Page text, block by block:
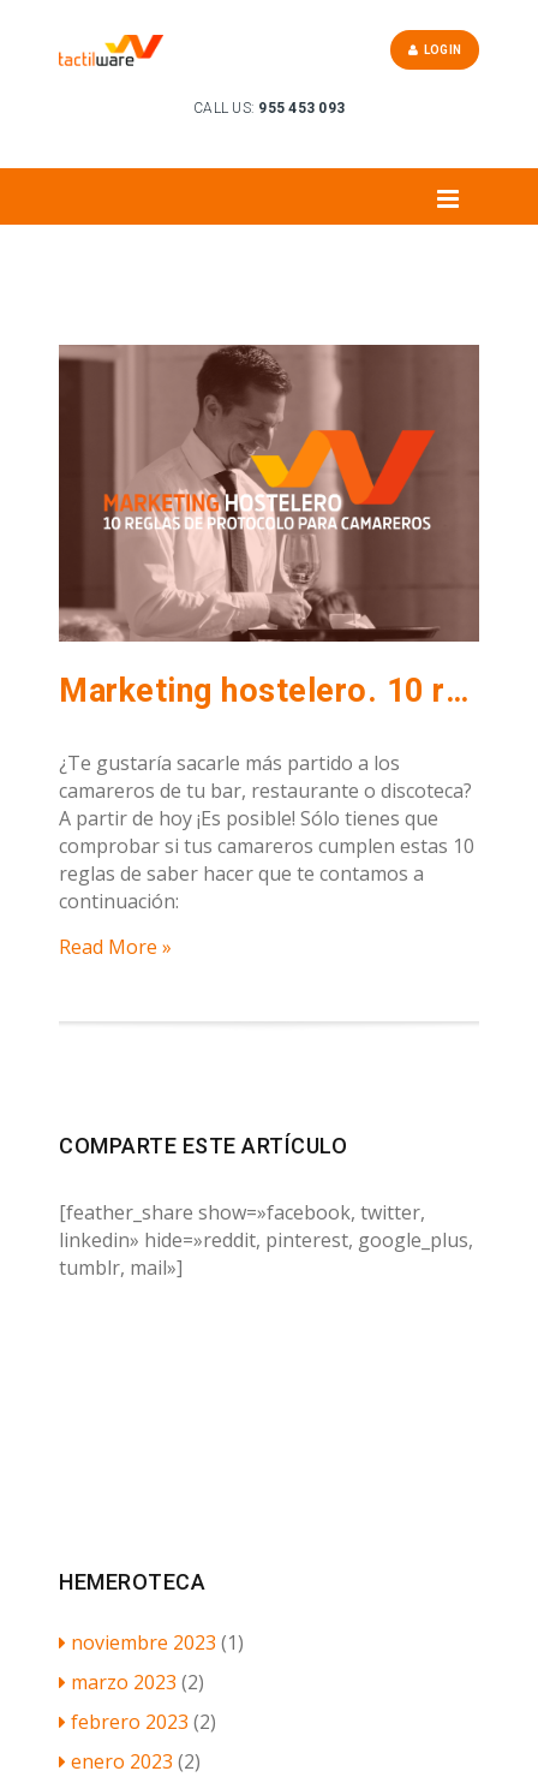
CALL US: 955 453 093
LOGIN
Marketing hostelero. 10 reglas imprescindibles de protocolo para tener un buen equipo de camareros
¿Te gustaría sacarle más partido a los
camareros de tu bar, restaurante o discoteca?
A partir de hoy ¡Es posible! Sólo tienes que
comprobar si tus camareros cumplen estas 10
reglas de saber hacer que te contamos a
continuación:
Read More »
COMPARTE ESTE ARTÍCULO
[feather_share show=»facebook, twitter,
linkedin» hide=»reddit, pinterest, google_plus,
tumblr, mail»]
HEMEROTECA
noviembre 2023 (1)
marzo 2023 (2)
febrero 2023 (2)
enero 2023 (2)